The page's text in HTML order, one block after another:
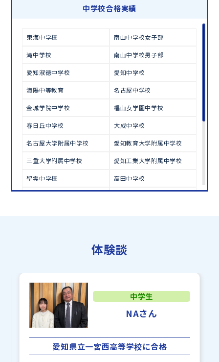
学習相談のお申し込みはこちら
中学校合格実績
東海中学校 南山中学校女子部
滝中学校 南山中学校男子部
愛知淑徳中学校 愛知中学校
海陽中等教育 名古屋中学校
金城学院中学校 椙山女学園中学校
春日丘中学校 大成中学校
名古屋大学附属中学校 愛知教育大学附属中学校
三重大学附属中学校 愛知工業大学附属中学校
聖霊中学校 高田中学校
鶯谷中学校
体験談
中学生
NAさん
愛知県立一宮西高等学校に合格